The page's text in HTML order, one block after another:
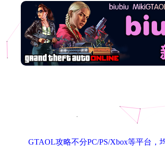
GTAOL攻略不分PC/PS/Xbox等平台，